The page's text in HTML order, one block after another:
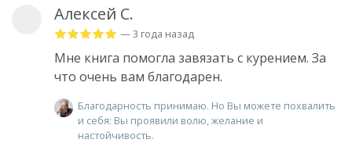
Алексей С.
— 3 года назад
Мне книга помогла завязать с курением. За
что очень вам благодарен.
Благодарность принимаю. Но Вы можете похвалить
и себя: Вы проявили волю, желание и
настойчивость.